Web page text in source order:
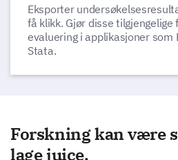
Eksporter
få klikk. Gjør disse tilgjengelige
evaluering i applikasjoner som
Stata.
Forskning kan være
lage juice.